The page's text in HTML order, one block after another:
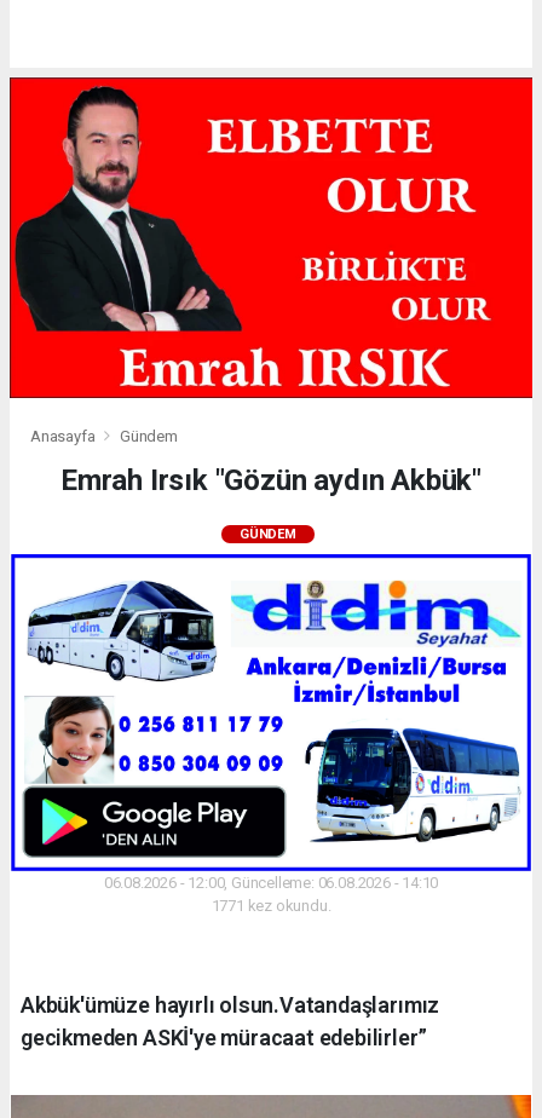
Anasayfa Gündem
Emrah Irsık "Gözün aydın Akbük"
GÜNDEM
06.08.2026 - 12:00, Güncelleme: 06.08.2026 - 14:10
1771 kez okundu.
Akbük'ümüze hayırlı olsun.Vatandaşlarımız
gecikmeden ASKİ'ye müracaat edebilirler”